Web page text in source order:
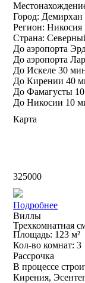
Город: Демирхан
Регион: Никосия
Страна:
До аэропорта
До аэропорта
До Искеле 30
До Кирении 40
До Фамагусты
До Никосии 10
Карта
325000
Подробнее
Виллы
Трехкомнатная
Площадь: 123 м²
Кол-во комнат: 3
Рассрочка
В процессе
Кирения,